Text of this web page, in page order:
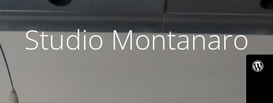
Studio Montanaro